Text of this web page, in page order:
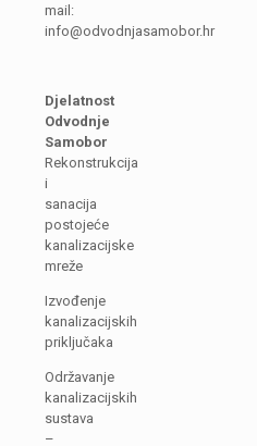
mail:
info@odvodnjasamobor.hr
Djelatnost
Odvodnje
Samobor
Rekonstrukcija
i
sanacija
postojeće
kanalizacijske
mreže
Izvođenje
kanalizacijskih
priključaka
Održavanje
kanalizacijskih
sustava
–